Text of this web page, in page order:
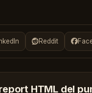
Reddit
HTML del